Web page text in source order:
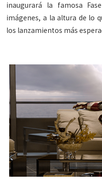
inaugurará la famosa
imágenes, a la altura de lo
los lanzamientos más